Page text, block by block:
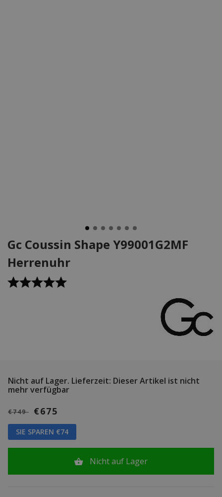
Gc Coussin Shape Y99001G2MF
Herrenuhr
Nicht auf Lager. Lieferzeit: Dieser Artikel ist nicht
mehr verfügbar
€749 €675
SIE SPAREN €74
Nicht auf Lager